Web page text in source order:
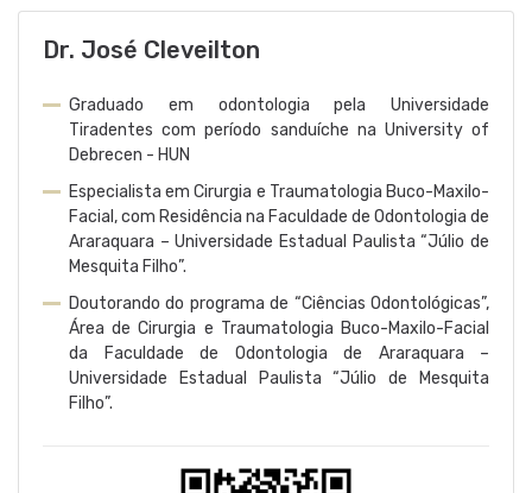
Dr. José Cleveilton
Graduado em odontologia pela Universidade
Tiradentes com período sanduíche na University of
Debrecen - HUN
Especialista em Cirurgia e Traumatologia Buco-Maxilo-
Facial, com Residência na Faculdade de Odontologia de
Araraquara – Universidade Estadual Paulista “Júlio de
Mesquita Filho”.
Doutorando do programa de “Ciências Odontológicas”,
Área de Cirurgia e Traumatologia Buco-Maxilo-Facial
da Faculdade de Odontologia de Araraquara –
Universidade Estadual Paulista “Júlio de Mesquita
Filho”.